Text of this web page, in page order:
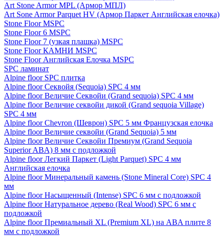
Art Stone Armor MPL (Армор МПЛ)
Art Sone Armor Parquet HV (Армор Паркет Английская елочка)
Stone Floor MSPC
Stone Floor 6 MSPC
Stone Floor 7 (узкая плашка) MSPC
Stone Floor КАМНИ MSPC
Stone Floor Английская Елочка MSPC
SPC ламинат
Alpine floor SPC плитка
Alpine floor Секвойя (Sequoia) SPC 4 мм
Alpine floor Величие Секвойи (Grand sequoia) SPC 4 мм
Alpine floor Величие секвойи дикой (Grand sequoia Village)
SPC 4 мм
Alpine floor Chevron (Шеврон) SPC 5 мм Французская елочка
Alpine floor Величие секвойи (Grand Sequoia) 5 мм
Alpine floor Величие Секвойи Премиум (Grand Sequoia
Superior ABA) 8 мм с подложкой
Alpine floor Легкий Паркет (Light Parquet) SPC 4 мм
Английская елочка
Alpine floor Минеральный камень (Stone Mineral Core) SPC 4
мм
Alpine floor Насыщенный (Intense) SPC 6 мм с подложкой
Alpine floor Натуральное дерево (Real Wood) SPC 6 мм с
подложкой
Alpine floor Премиальный XL (Premium XL) на ABA плите 8
мм с подложкой